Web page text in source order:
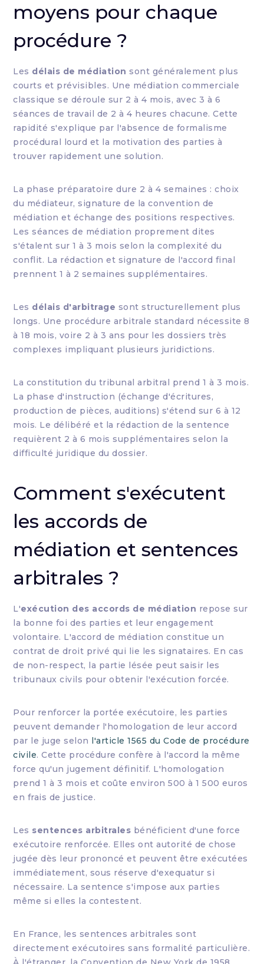
moyens pour chaque
procédure ?
Les délais de médiation sont généralement plus
courts et prévisibles. Une médiation commerciale
classique se déroule sur 2 à 4 mois, avec 3 à 6
séances de travail de 2 à 4 heures chacune. Cette
rapidité s'explique par l'absence de formalisme
procédural lourd et la motivation des parties à
trouver rapidement une solution.
La phase préparatoire dure 2 à 4 semaines : choix
du médiateur, signature de la convention de
médiation et échange des positions respectives.
Les séances de médiation proprement dites
s'étalent sur 1 à 3 mois selon la complexité du
conflit. La rédaction et signature de l'accord final
prennent 1 à 2 semaines supplémentaires.
Les délais d'arbitrage sont structurellement plus
longs. Une procédure arbitrale standard nécessite 8
à 18 mois, voire 2 à 3 ans pour les dossiers très
complexes impliquant plusieurs juridictions.
La constitution du tribunal arbitral prend 1 à 3 mois.
La phase d'instruction (échange d'écritures,
production de pièces, auditions) s'étend sur 6 à 12
mois. Le délibéré et la rédaction de la sentence
requièrent 2 à 6 mois supplémentaires selon la
difficulté juridique du dossier.
Comment s'exécutent
les accords de
médiation et sentences
arbitrales ?
L'exécution des accords de médiation repose sur
la bonne foi des parties et leur engagement
volontaire. L'accord de médiation constitue un
contrat de droit privé qui lie les signataires. En cas
de non-respect, la partie lésée peut saisir les
tribunaux civils pour obtenir l'exécution forcée.
Pour renforcer la portée exécutoire, les parties
peuvent demander l'homologation de leur accord
par le juge selon l'article 1565 du Code de procédure
civile. Cette procédure confère à l'accord la même
force qu'un jugement définitif. L'homologation
prend 1 à 3 mois et coûte environ 500 à 1 500 euros
en frais de justice.
Les sentences arbitrales bénéficient d'une force
exécutoire renforcée. Elles ont autorité de chose
jugée dès leur prononcé et peuvent être exécutées
immédiatement, sous réserve d'exequatur si
nécessaire. La sentence s'impose aux parties
même si elles la contestent.
En France, les sentences arbitrales sont
directement exécutoires sans formalité particulière.